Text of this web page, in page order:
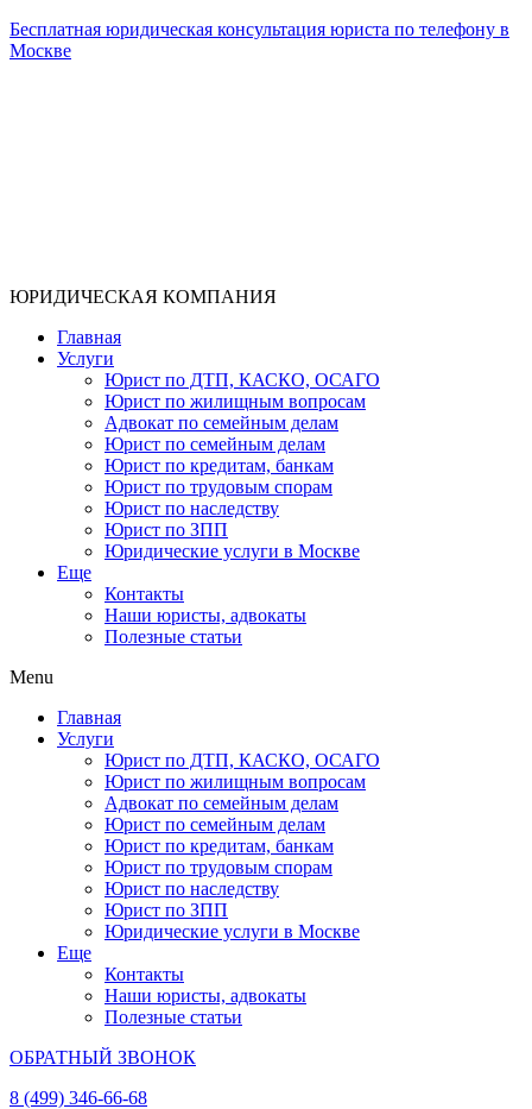
Бесплатная юридическая консультация юриста по телефону в
Москве
ЮРИДИЧЕСКАЯ КОМПАНИЯ
Главная
Услуги
Юрист по ДТП, КАСКО, ОСАГО
Юрист по жилищным вопросам
Адвокат по семейным делам
Юрист по семейным делам
Юрист по кредитам, банкам
Юрист по трудовым спорам
Юрист по наследству
Юрист по ЗПП
Юридические услуги в Москве
Еще
Контакты
Наши юристы, адвокаты
Полезные статьи
Menu
Главная
Услуги
Юрист по ДТП, КАСКО, ОСАГО
Юрист по жилищным вопросам
Адвокат по семейным делам
Юрист по семейным делам
Юрист по кредитам, банкам
Юрист по трудовым спорам
Юрист по наследству
Юрист по ЗПП
Юридические услуги в Москве
Еще
Контакты
Наши юристы, адвокаты
Полезные статьи
ОБРАТНЫЙ ЗВОНОК
8 (499) 346-66-68